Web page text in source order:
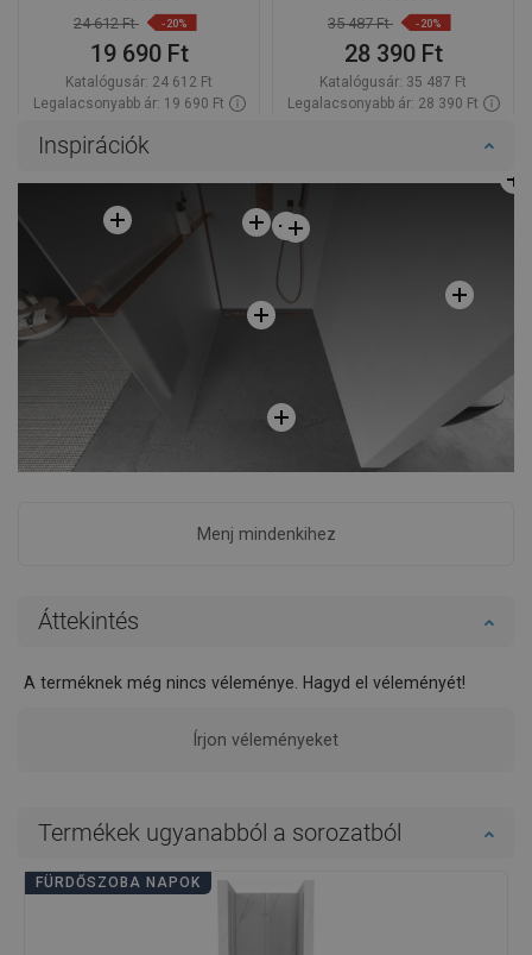
24 612 Ft -20%
19 690 Ft
Katalógusár: 24 612 Ft
Legalacsonyabb ár: 19 690 Ft
Kedvenc
Hasonlítsa
össze
35 487 Ft -20%
28 390 Ft
Katalógusár: 35 487 Ft
Legalacsonyabb ár: 28 390 Ft
Inspirációk
Menj mindenkihez
Áttekintés
A terméknek még nincs véleménye. Hagyd el véleményét!
Írjon véleményeket
Termékek ugyanabból a sorozatból
FÜRDŐSZOBA NAPOK